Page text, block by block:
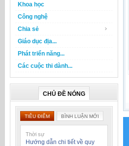
Khoa học
Công nghệ
Chia sẻ
Giáo dục địa...
Phát triển năng...
Các cuộc thi dành...
CHỦ ĐỀ NÓNG
TIÊU ĐIỂM BÌNH LUẬN MỚI
Thời sự
Hướng dẫn chi tiết về quy